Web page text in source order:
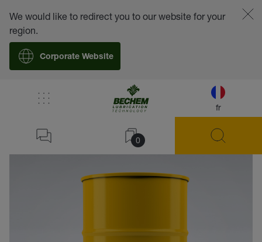
fr
0
We would like to redirect you to our website for your
region.
Corporate Website